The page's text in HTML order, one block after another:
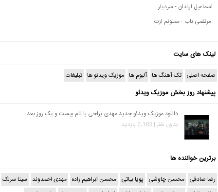
اسماعیل ارندان - سردیار
مرتضی باب - ممنونم ازت
لینک های سایت
صفحه اصلی تک آهنگ ها آلبوم ها موزیک ویدئو ها تبلیغات
پیشنهاد روز بخش موزیک ویدئو
دانلود موزیک ویدئو جدید مهدی یراحی با نام بیست و یک روز بعد
بدون نظر | 2,183 بازدید
برترین خواننده ها
رضا صادقی محسن چاوشی پویا بیاتی محسن ابراهیم زاده مهدی احمدوند سینا سرلک